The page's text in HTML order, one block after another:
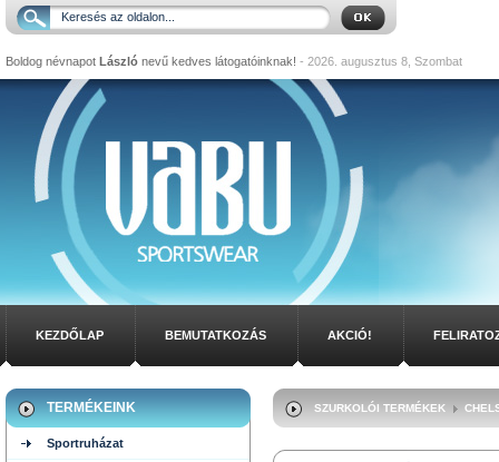
Boldog névnapot Lászlónevű kedves látogatóinknak! - 2026. augusztus 8, Szombat
KEZDŐLAP BEMUTATKOZÁS AKCIÓ!
TERMÉKEINK
Sportruházat
SZURKOLÓI TERMÉKEK